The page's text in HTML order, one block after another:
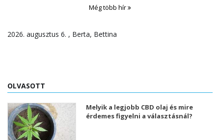
Még több hír
2026. augusztus 6. , Berta, Bettina
OLVASOTT
Melyik a legjobb CBD olaj és mire
érdemes figyelni a választásnál?